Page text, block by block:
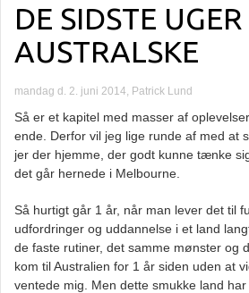
DE SIDSTE
AUSTRALSKE
mandag d. 2. juni 2014, Patrick Lund
Så er et kapitel med masser af
ende. Derfor vil jeg lige runde af med at
jer der hjemme, der godt kunne tænke
det går hernede i Melbourne.
Så hurtigt går 1 år, når man lever det til
udfordringer og uddannelse i et land
de faste rutiner, det samme mønster og
kom til Australien for 1 år siden uden at
ventede mig. Men dette smukke land